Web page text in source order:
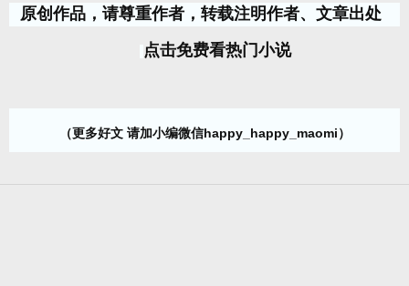
原创作品，请尊重作者，转载注明作者、文章出处
点击免费看热门小说
（更多好文 请加小编微信happy_happy_maomi）